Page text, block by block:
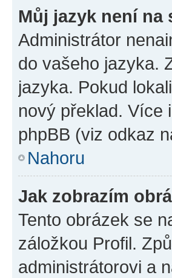
Můj jazyk není na
Administrátor
do vašeho jazyka.
jazyka. Pokud
nový překlad. Více
phpBB (viz odkaz
Nahoru
Jak zobrazím
Tento obrázek se
záložkou Profil.
administrátorovi a